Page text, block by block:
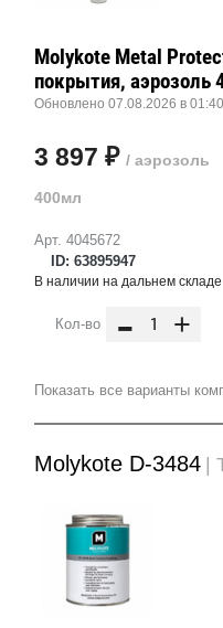
Арт. 4045672
ID: 63895947
Molykote Metal
покрытия, аэрозоль
Обновлено 07.08.2026 в 01:40
3 897 ₽ / аэрозоль
400мл
В наличии на дальнем складе
Кол-во - +
Показать все варианты
Molykote D-3484